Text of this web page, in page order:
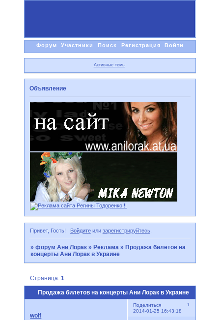
Форум Участники Поиск Регистрация Войти
Активные темы
Объявление
Привет, Гость! Войдитеили зарегистрируйтесь.
»форум Ани Лорак » Реклама » Продажа билетов на
концерты Ани Лорак в Украине
Продажа билетов на концерты Ани Лорак в Украине
Страница:1
Поделиться
1
2014-01-25 16:43:18
wolf